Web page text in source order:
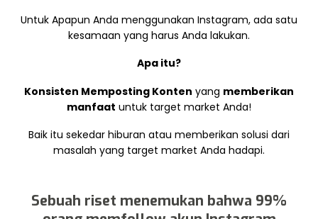
Untuk Apapun Anda menggunakan Instagram, ada satu
kesamaan yang harus Anda lakukan.
Apa itu?
Konsisten Memposting Konten yang memberikan
manfaat untuk target market Anda!
Baik itu sekedar hiburan atau memberikan solusi dari
masalah yang target market Anda hadapi.
Sebuah riset menemukan bahwa 99%